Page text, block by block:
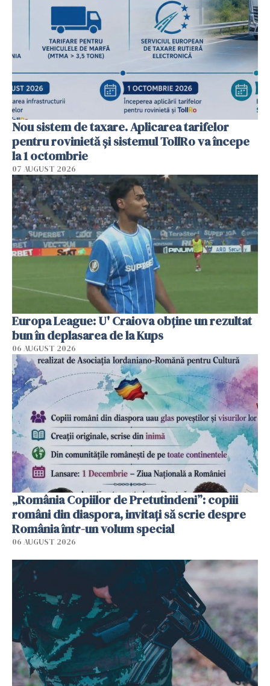
Nou sistem de taxare. Aplicarea tarifelor
pentru rovinietă şi sistemul TollRo va începe
la 1 octombrie
07 AUGUST 2026
Europa League: U' Craiova obține un rezultat
bun în deplasarea de la Kups
06 AUGUST 2026
„România Copiilor de Pretutindeni”: copiii
români din diaspora, invitați să scrie despre
România într-un volum special
06 AUGUST 2026